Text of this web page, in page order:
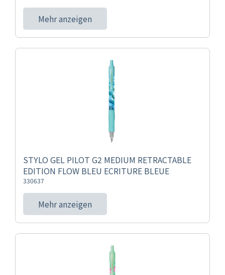
Mehr anzeigen
STYLO GEL PILOT G2 MEDIUM RETRACTABLE
EDITION FLOW BLEU ECRITURE BLEUE
330637
Mehr anzeigen